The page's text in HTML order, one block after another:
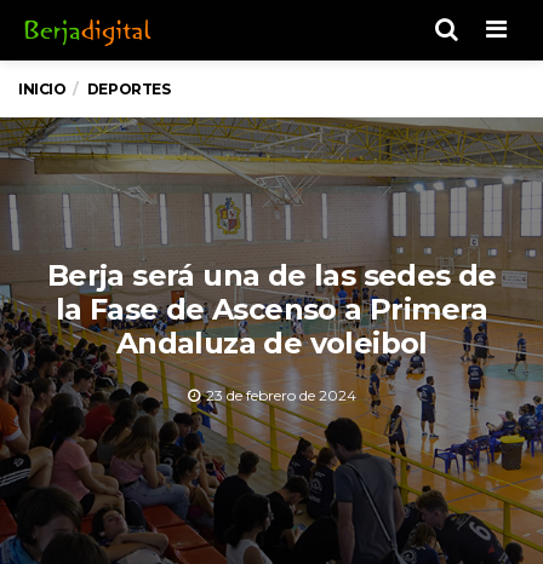
INICIO DEPORTES
Berja será una de las sedes de
la Fase de Ascenso a Primera
Andaluza de voleibol
23 de febrero de 2024